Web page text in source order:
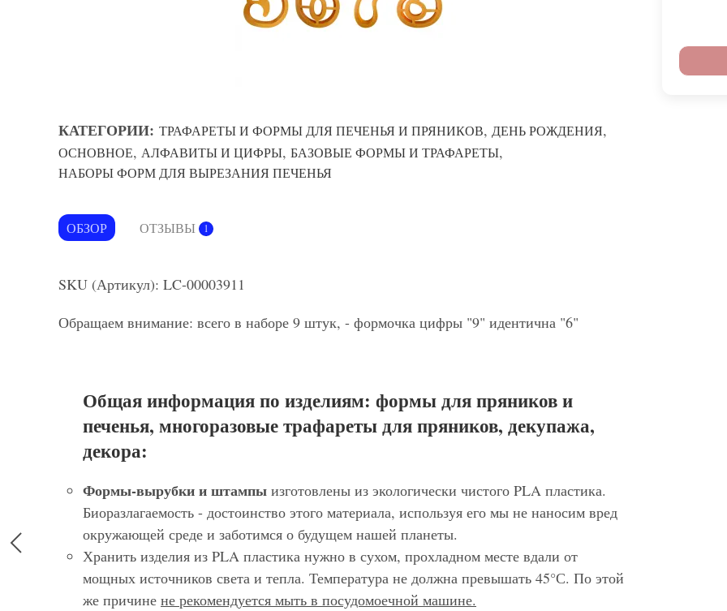
КАТЕГОРИИ: ТРАФАРЕТЫ И ФОРМЫ ДЛЯ ПЕЧЕНЬЯ И ПРЯНИКОВ, ДЕНЬ РОЖДЕНИЯ,
ОСНОВНОЕ, АЛФАВИТЫ И ЦИФРЫ, БАЗОВЫЕ ФОРМЫ И ТРАФАРЕТЫ,
НАБОРЫ ФОРМ ДЛЯ ВЫРЕЗАНИЯ ПЕЧЕНЬЯ
ОБЗОР ОТЗЫВЫ 1
SKU (Артикул): LC-00003911
Обращаем внимание: всего в наборе 9 штук, - формочка цифры "9" идентична "6"
Общая информация по изделиям: формы для пряников и
печенья, многоразовые трафареты для пряников, декупажа,
декора:
Формы-вырубки и штампы изготовлены из экологически чистого PLA пластика.
Биоразлагаемость - достоинство этого материала, используя его мы не наносим вред
окружающей среде и заботимся о будущем нашей планеты.
Хранить изделия из PLA пластика нужно в сухом, прохладном месте вдали от
мощных источников света и тепла. Температура не должна превышать 45°С. По этой
же причине не рекомендуется мыть в посудомоечной машине.